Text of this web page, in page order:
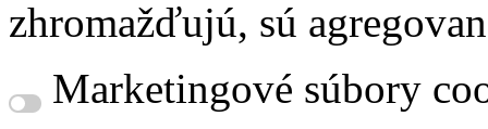
zhromažďujú, sú
Marketingové súbory